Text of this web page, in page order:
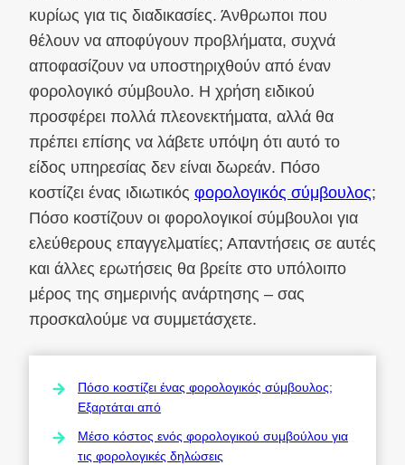
κυρίως για τις διαδικασίες. Άνθρωποι που
θέλουν να αποφύγουν προβλήματα, συχνά
αποφασίζουν να υποστηριχθούν από έναν
φορολογικό σύμβουλο. Η χρήση ειδικού
προσφέρει πολλά πλεονεκτήματα, αλλά θα
πρέπει επίσης να λάβετε υπόψη ότι αυτό το
είδος υπηρεσίας δεν είναι δωρεάν. Πόσο
κοστίζει ένας ιδιωτικός φορολογικός σύμβουλος;
Πόσο κοστίζουν οι φορολογικοί σύμβουλοι για
ελεύθερους επαγγελματίες; Απαντήσεις σε αυτές
και άλλες ερωτήσεις θα βρείτε στο υπόλοιπο
μέρος της σημερινής ανάρτησης – σας
προσκαλούμε να συμμετάσχετε.
Πόσο κοστίζει ένας φορολογικός σύμβουλος;
Εξαρτάται από
Μέσο κόστος ενός φορολογικού συμβούλου για
τις φορολογικές δηλώσεις